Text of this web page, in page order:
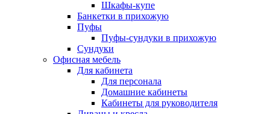
Шкафы-купе
Банкетки в прихожую
Пуфы
Пуфы-сундуки в прихожую
Сундуки
Офисная мебель
Для кабинета
Для персонала
Домашние кабинеты
Кабинеты для руководителя